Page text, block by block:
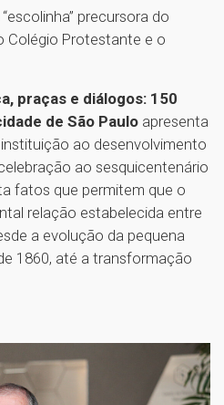
precursora do
Colégio Protestante e o
praças e diálogos: 150
de São Paulo apresenta
ao desenvolvimento
ao sesquicentenário
fatos que permitem que o
relação estabelecida entre
a evolução da pequena
1860, até a transformação